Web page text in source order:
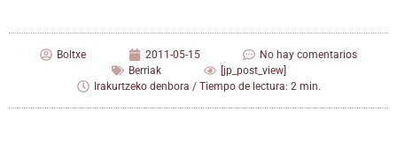
Boltxe 2011-05-15
No hay comentarios
Berriak
[jp_post_view]
Irakurtzeko denbora / Tiempo de lectura: 2 min.